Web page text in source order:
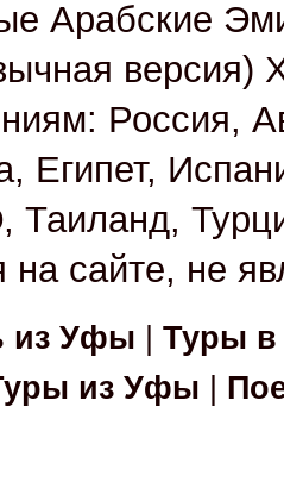
Арабские
Россия,
Египет,
Таиланд,
на сайте, не
из Уфы
Туры в
из Уфы